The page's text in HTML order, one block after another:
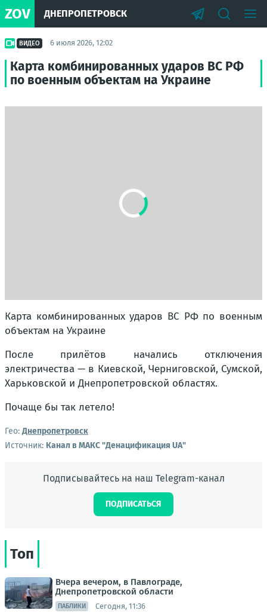
ZOV ДНЕПРОПЕТРОВСК
ВИДЕО 6 июля 2026, 12:02
Карта комбинированных ударов ВС РФ
по военным объектам на Украине
Карта комбинированных ударов ВС РФ по военным
объектам на Украине
После прилётов начались отключения
электричества — в Киевской, Черниговской, Сумской,
Харьковской и Днепропетровской областях.
Почаще бы так летело!
Гео:Днепропетровск
Источник: Канал в МАКС "Денацификация UA"
Подписывайтесь на наш Telegram-канал
ПОДПИСАТЬСЯ
Топ
Вчера вечером, в Павлограде,
Днепропетровской области
ПАБЛИКИ Сегодня, 11:36